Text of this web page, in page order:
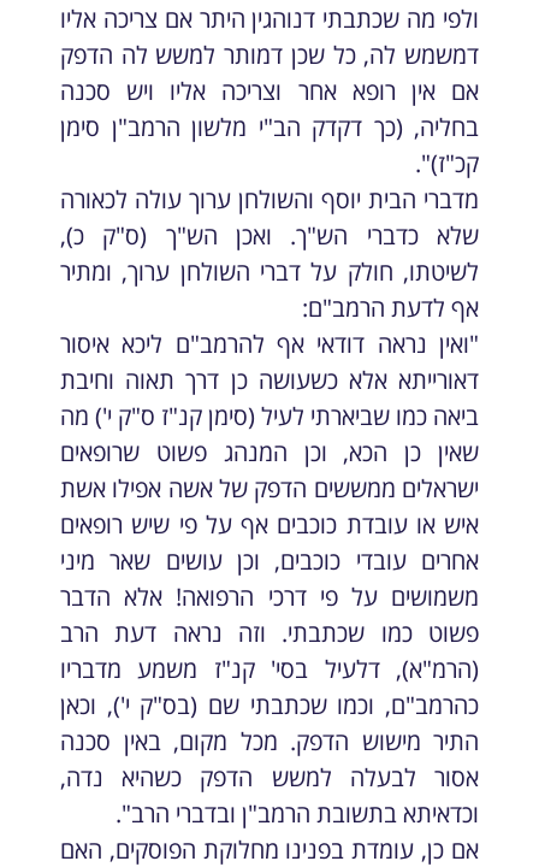
ולפי מה שכתבתי דנוהגין היתר אם צריכה אליו
דמשמש לה, כל שכן דמותר למשש לה הדפק
אם אין רופא אחר וצריכה אליו ויש סכנה
בחליה, (כך דקדק הב"י מלשון הרמב"ן סימן
קכ"ז)".
מדברי הבית יוסף והשולחן ערוך עולה לכאורה
שלא כדברי הש"ך. ואכן הש"ך (ס"ק כ),
לשיטתו, חולק על דברי השולחן ערוך, ומתיר
אף לדעת הרמב"ם:
"ואין נראה דודאי אף להרמב"ם ליכא איסור
דאורייתא אלא כשעושה כן דרך תאוה וחיבת
ביאה כמו שביארתי לעיל (סימן קנ"ז ס"ק י') מה
שאין כן הכא, וכן המנהג פשוט שרופאים
ישראלים ממששים הדפק של אשה אפילו אשת
איש או עובדת כוכבים אף על פי שיש רופאים
אחרים עובדי כוכבים, וכן עושים שאר מיני
משמושים על פי דרכי הרפואה! אלא הדבר
פשוט כמו שכתבתי. וזה נראה דעת הרב
(הרמ"א), דלעיל בסי' קנ"ז משמע מדבריו
כהרמב"ם, וכמו שכתבתי שם (בס"ק י'), וכאן
התיר מישוש הדפק. מכל מקום, באין סכנה
אסור לבעלה למשש הדפק כשהיא נדה,
וכדאיתא בתשובת הרמב"ן ובדברי הרב".
אם כן, עומדת בפנינו מחלוקת הפוסקים, האם